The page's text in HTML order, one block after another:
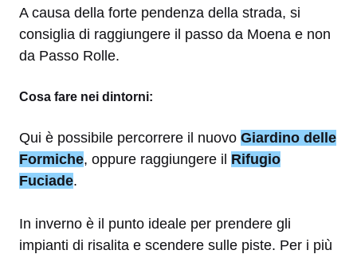
A causa della forte pendenza della strada, si
consiglia di raggiungere il passo da Moena e non
da Passo Rolle.
Cosa fare nei dintorni:
Qui è possibile percorrere il nuovo Giardino delle
Formiche, oppure raggiungere il Rifugio
Fuciade.
In inverno è il punto ideale per prendere gli
impianti di risalita e scendere sulle piste. Per i più